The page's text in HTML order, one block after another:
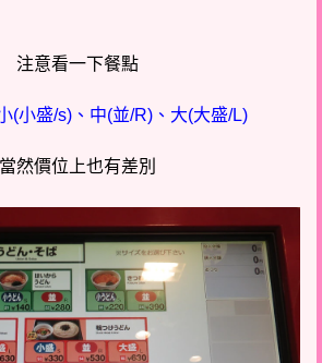
注意看一下餐點
(小盛/s)、中(並/R)、大(大盛/L)
當然價位上也有差別